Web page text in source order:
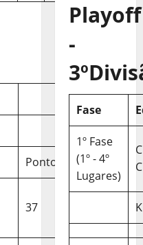
Pontos
37
Playoff
-
Fase
1º Fase
(1º - 4º
Lugares)
C